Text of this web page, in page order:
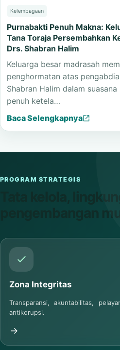
Kelembagaan
Purnabakti Penuh Makna:
Tana Toraja Persembahkan
Drs. Shabran Halim
Keluarga besar madrasah
penghormatan atas
Shabran Halim dalam
penuh ketela…
Baca Selengkapnya
PROGRAM STRATEGIS
Tata kelola,
pengembangan
Zona Integritas
Transparansi, akuntabilitas,
antikorupsi.